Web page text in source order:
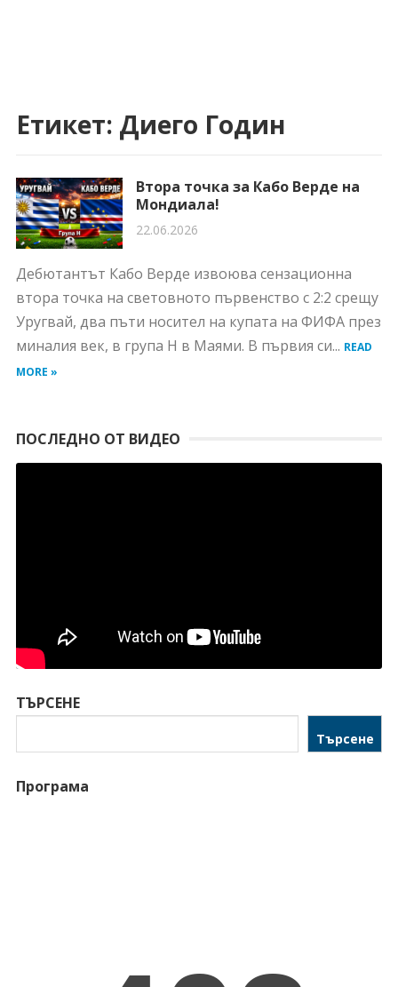
Етикет: Диего Годин
Втора точка за Кабо Верде на
Мондиала!
22.06.2026
Дебютантът Кабо Верде извоюва сензационна
втора точка на световното първенство с 2:2 срещу
Уругвай, два пъти носител на купата на ФИФА през
миналия век, в група H в Маями. В първия си... READ
MORE »
ПОСЛЕДНО ОТ ВИДЕО
ТЪРСЕНЕ
Търсене
Програма